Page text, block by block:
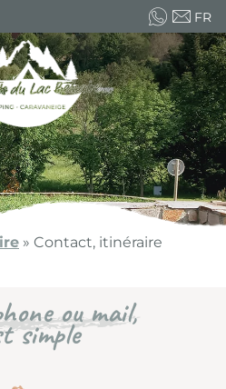
FR
EN
ES
» Contact, itinéraire
ou mail,
simple